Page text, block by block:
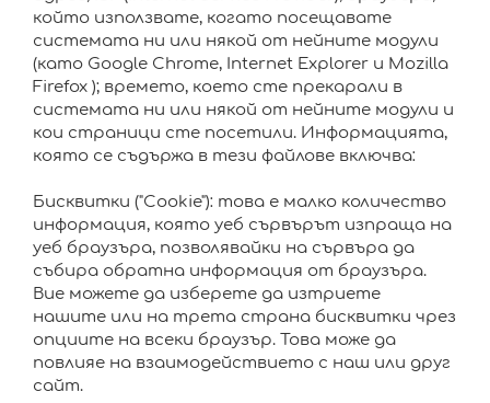
който използвате, когато посещавате
системата ни или някой от нейните модули
(като Google Chrome, Internet Explorer и Mozilla
Firefox ); времето, което сте прекарали в
системата ни или някой от нейните модули и
кои страници сте посетили. Информацията,
която се съдържа в тези файлове включва:
Бисквитки ("Cookie"): това е малко количество
информация, която уеб сървърът изпраща на
уеб браузъра, позволявайки на сървъра да
събира обратна информация от браузъра.
Вие можете да изберете да изтриете
нашите или на трета страна бисквитки чрез
опциите на всеки браузър. Това може да
повлияе на взаимодействието с наш или друг
сайт.